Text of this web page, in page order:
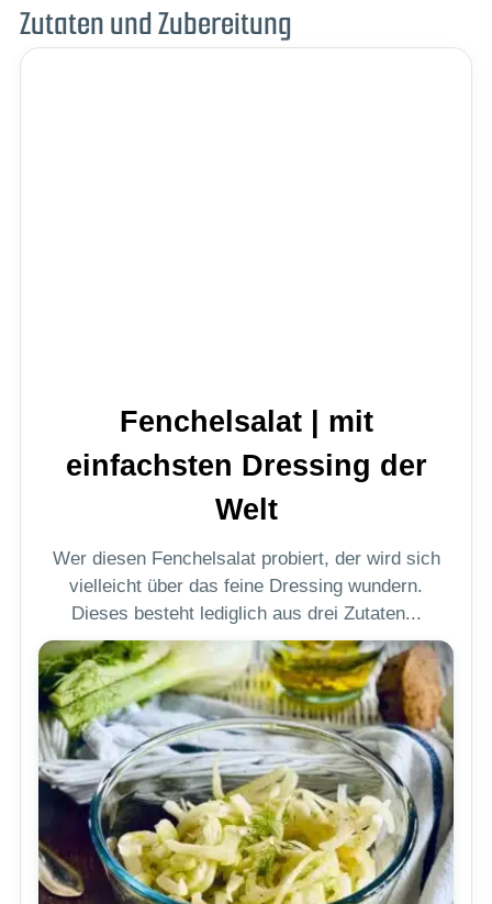
Zutaten und Zubereitung
Fenchelsalat | mit
einfachsten Dressing der
Welt
Wer diesen Fenchelsalat probiert, der wird sich
vielleicht über das feine Dressing wundern.
Dieses besteht lediglich aus drei Zutaten...